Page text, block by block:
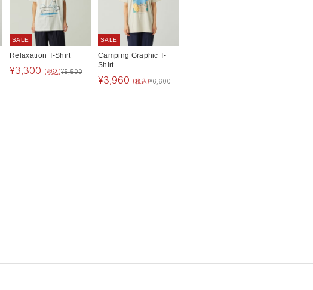
SALE
Relaxation T-Shirt
¥3,300 (税込)¥5,500
SALE
Camping Graphic T-
Shirt
¥3,960 (税込)¥6,600